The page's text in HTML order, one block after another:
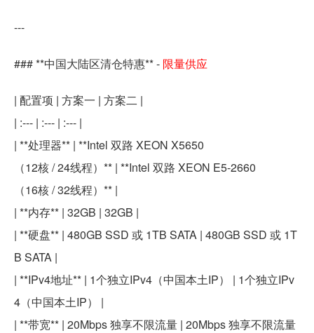
---
### **中国大陆区清仓特惠** - 限量供应
| 配置项 | 方案一 | 方案二 |
| :--- | :--- | :--- |
| **处理器** | **Intel 双路 XEON X5650
（12核 / 24线程）** | **Intel 双路 XEON E5-2660
（16核 / 32线程）** |
| **内存** | 32GB | 32GB |
| **硬盘** | 480GB SSD 或 1TB SATA | 480GB SSD 或 1T
B SATA |
| **IPv4地址** | 1个独立IPv4（中国本土IP） | 1个独立IPv
4（中国本土IP） |
| **带宽** | 20Mbps 独享不限流量 | 20Mbps 独享不限流量